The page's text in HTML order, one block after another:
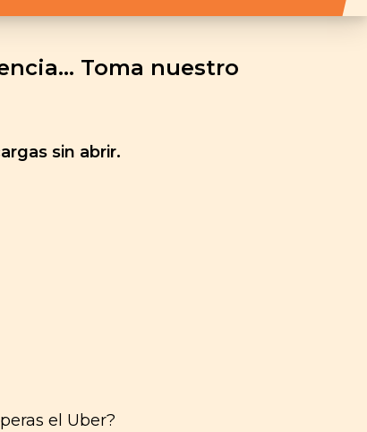
Toma nuestro
sin abrir.
el Uber?